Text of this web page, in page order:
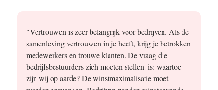
"Vertrouwen is zeer belangrijk voor bedrijven. Als de
samenleving vertrouwen in je heeft, krijg je betrokken
medewerkers en trouwe klanten. De vraag die
bedrijfsbestuurders zich moeten stellen, is: waartoe
zijn wij op aarde? De winstmaximalisatie moet